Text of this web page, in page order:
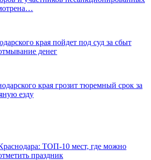
края пойдет под суд за сбыт
денег
края грозит тюремный срок за
езду
ТОП-10 мест, где можно
праздник